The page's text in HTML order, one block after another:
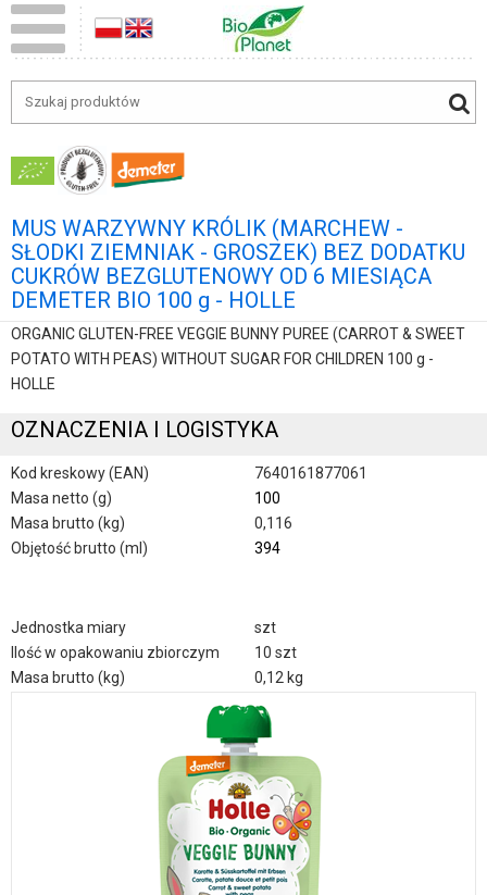
MUS WARZYWNY KRÓLIK (MARCHEW -
SŁODKI ZIEMNIAK - GROSZEK) BEZ DODATKU
CUKRÓW BEZGLUTENOWY OD 6 MIESIĄCA
DEMETER BIO 100 g - HOLLE
ORGANIC GLUTEN-FREE VEGGIE BUNNY PUREE (CARROT & SWEET
POTATO WITH PEAS) WITHOUT SUGAR FOR CHILDREN 100 g -
HOLLE
OZNACZENIA I LOGISTYKA
Kod kreskowy (EAN)
7640161877061
Masa netto (g)
100
Masa brutto (kg)
0,116
Objętość brutto (ml)
394
Jednostka miary
szt
Ilość w opakowaniu zbiorczym
10 szt
Masa brutto (kg)
0,12 kg